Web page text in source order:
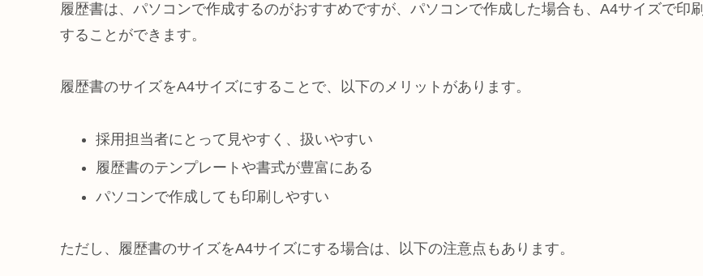
履歴書は、パソコンで作成するのがおすすめですが、パソコンで作成した場合も、A4サイズで印刷
することができます。
履歴書のサイズをA4サイズにすることで、以下のメリットがあります。
採用担当者にとって見やすく、扱いやすい
履歴書のテンプレートや書式が豊富にある
パソコンで作成しても印刷しやすい
ただし、履歴書のサイズをA4サイズにする場合は、以下の注意点もあります。